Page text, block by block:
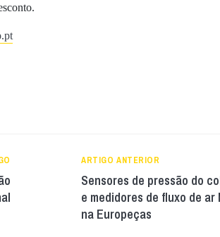
ARTIGO ANTERIOR
Sensores de pressão do
e medidores de fluxo de ar
na Europeças